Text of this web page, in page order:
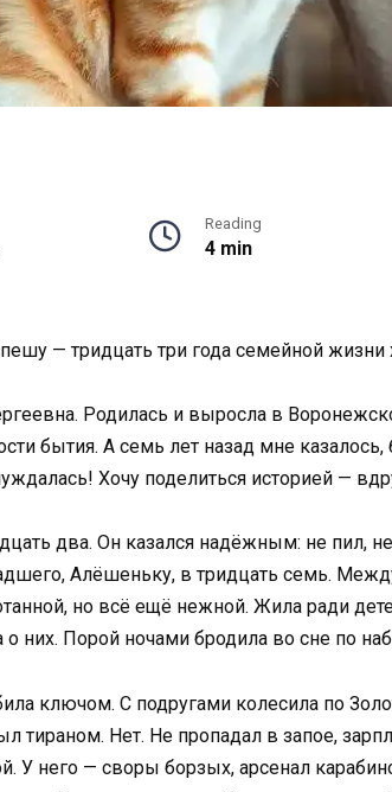
Reading
4 min
— тридцать три года семейной
Родилась и выросла в
бытия. А семь лет назад мне
Хочу поделиться историей —
два. Он казался надёжным: не пил,
Алёшеньку, в тридцать семь.
но всё ещё нежной. Жила ради
о них. Порой ночами бродила во сне по
ключом. С подругами колесила по
тираном. Нет. Не пропадал в запое,
У него — своры борзых, арсенал